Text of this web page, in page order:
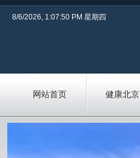
网站首页 健康北京
8/6/2026, 1:07:51 PM 星期四